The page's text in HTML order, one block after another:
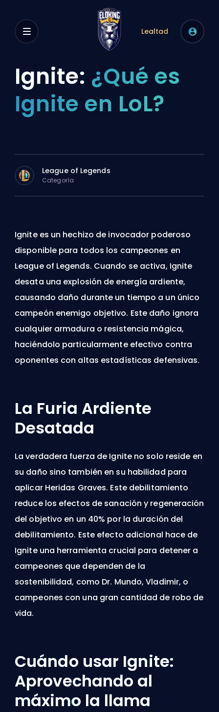
Lealtad
Ignite: ¿Qué es
Ignite en LoL?
League of Legends
Categoría
Ignite es un hechizo de invocador poderoso
disponible para todos los campeones en
League of Legends. Cuando se activa, Ignite
desata una explosión de energía ardiente,
causando daño durante un tiempo a un único
campeón enemigo objetivo. Este daño ignora
cualquier armadura o resistencia mágica,
haciéndolo particularmente efectivo contra
oponentes con altas estadísticas defensivas.
La Furia Ardiente
Desatada
La verdadera fuerza de Ignite no solo reside en
su daño sino también en su habilidad para
aplicar Heridas Graves. Este debilitamiento
reduce los efectos de sanación y regeneración
del objetivo en un 40% por la duración del
debilitamiento. Este efecto adicional hace de
Ignite una herramienta crucial para detener a
campeones que dependen de la
sostenibilidad, como Dr. Mundo, Vladimir, o
campeones con una gran cantidad de robo de
vida.
Cuándo usar Ignite:
Aprovechando al
máximo la llama